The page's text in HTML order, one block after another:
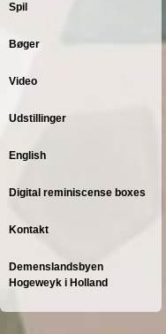
Spil
Bøger
Video
Udstillinger
English
Digital reminiscense boxes
Kontakt
Demenslandsbyen
Hogeweyk i Holland